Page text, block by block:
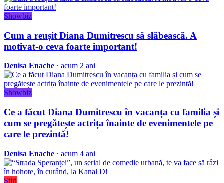
Showbiz
Cum a reușit Diana Dumitrescu să slăbească. A
motivat-o ceva foarte important!
Denisa Enache · acum 2 ani
Showbiz
Ce a făcut Diana Dumitrescu în vacanța cu familia și
cum se pregătește actrița înainte de evenimentele pe
care le prezintă!
Denisa Enache · acum 4 ani
Stiri